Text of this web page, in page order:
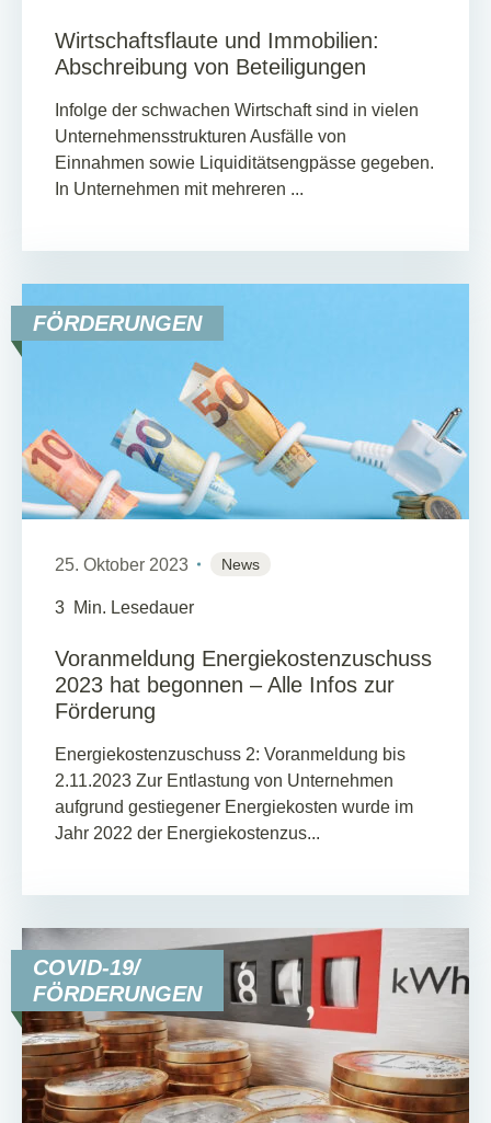
Wirtschaftsflaute und Immobilien:
Abschreibung von Beteiligungen
Infolge der schwachen Wirtschaft sind in vielen
Unternehmensstrukturen Ausfälle von
Einnahmen sowie Liquiditätsengpässe gegeben.
In Unternehmen mit mehreren ...
FÖRDERUNGEN
25. Oktober 2023 News
3 Min. Lesedauer
Voranmeldung Energiekostenzuschuss
2023 hat begonnen – Alle Infos zur
Förderung
Energiekostenzuschuss 2: Voranmeldung bis
2.11.2023 Zur Entlastung von Unternehmen
aufgrund gestiegener Energiekosten wurde im
Jahr 2022 der Energiekostenzus...
COVID-19/
FÖRDERUNGEN